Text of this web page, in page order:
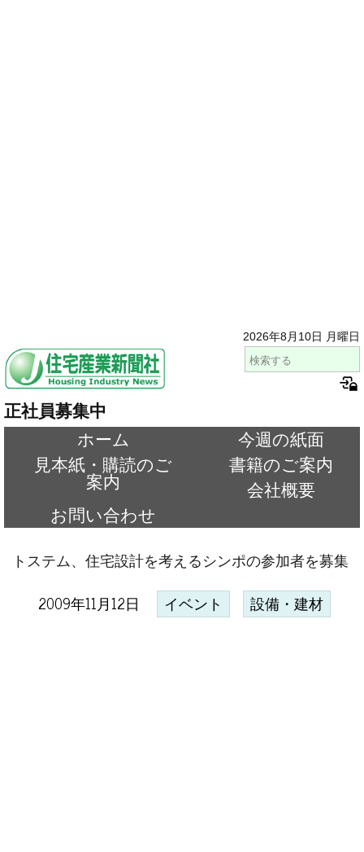
2026年8月10日 月曜日
正社員募集中
ホーム
今週の紙面
見本紙・購読のご
案内
書籍のご案内
会社概要
お問い合わせ
トステム、住宅設計を考えるシンポの参加者を募集
2009年11月12日 イベント 設備・建材